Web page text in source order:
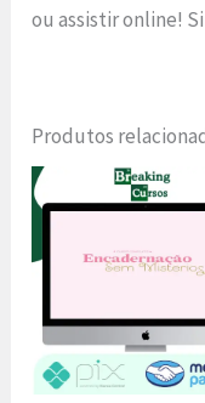
ou assistir online!
Produtos